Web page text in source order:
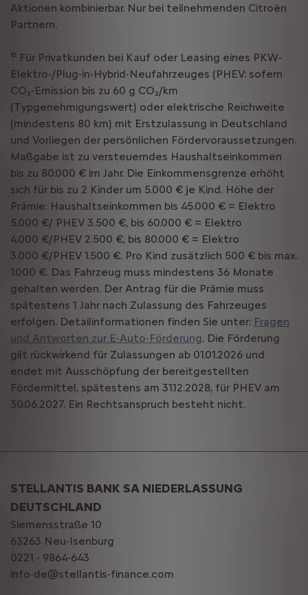
Aktionen kombinierbar. Nur bei teilnehmenden Citroën
Partnern.
e Für Privatkunden bei Kauf oder Leasing eines PKW-
Elektro-/Plug-in-Hybrid-Neufahrzeuges (PHEV: sofern
CO₂-Emission bis zu 60 g CO₂/km
(Typgenehmigungswert) oder elektrische Reichweite
(mindestens 80 km) mit Erstzulassung in Deutschland
und Vorliegen der persönlichen Fördervoraussetzungen.
Maßgabe ist zu versteuerndes Haushaltseinkommen
bis zu 80.000 € im Jahr. Die Einkommensgrenze erhöht
sich für bis zu 2 Kinder um 5.000 € je Kind. Höhe der
Prämie: Haushaltseinkommen bis 45.000 € = Elektro
5.000 €/ PHEV 3.500 €, bis 60.000 € = Elektro
4.000 €/PHEV 2.500 €, bis 80.000 € = Elektro
3.000 €/PHEV 1.500 €. Pro Kind zusätzlich 500 € bis max.
1.000 €. Das Fahrzeug muss mindestens 36 Monate
gehalten werden. Der Antrag für die Prämie muss
spätestens 1 Jahr nach Zulassung des Fahrzeuges
erfolgen. Detailinformationen finden Sie unter: Fragen
und Antworten zur E-Auto-Förderung. Die Förderung
gilt rückwirkend für Zulassungen ab 01.01.2026 und
endet mit Ausschöpfung der bereitgestellten
Fördermittel, spätestens am 31.12.2028, für PHEV am
30.06.2027. Ein Rechtsanspruch besteht nicht.
STELLANTIS BANK SA NIEDERLASSUNG
DEUTSCHLAND
Siemensstraße 10
63263 Neu-Isenburg
0221 - 9864-643
info-de@stellantis-finance.com